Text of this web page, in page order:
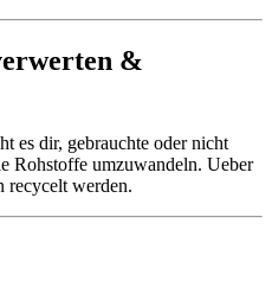
&
es dir, gebrauchte oder nicht
Rohstoffe umzuwandeln. Ueber
recycelt werden.